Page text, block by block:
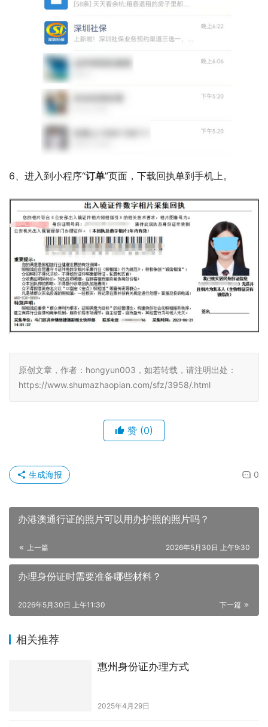
6、进入到小程序“订单”页面，下载回执单到手机上。
原创文章，作者：hongyun003，如若转载，请注明出处：
https://www.shumazhaopian.com/sfz/3958/.html
赞 (0)
0
生成海报
办港澳通行证的照片可以用办护照的照片吗？
上一篇 2026年5月30日 上午9:30
办理身份证时需要准备哪些材料？
下一篇
2026年5月30日 上午11:30
相关推荐
惠州身份证办理方式
2025年4月29日